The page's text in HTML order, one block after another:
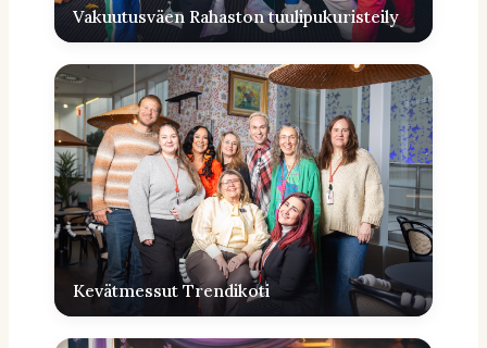
Vakuutusväen Rahaston tuulipukuristeily
Kevätmessut Trendikoti